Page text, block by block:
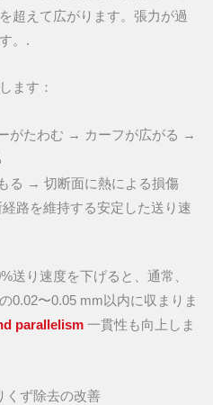
超えて広がります。張力が過
。.
ます：
がたわむ → カーフが広がる →
る → 切断面に熱による損傷
路を維持する安定した送り速
送り速度を下げると、通常、
0.02〜0.05 mm以内に収まりま
parallelism 一貫性も向上しま
くず除去の改善